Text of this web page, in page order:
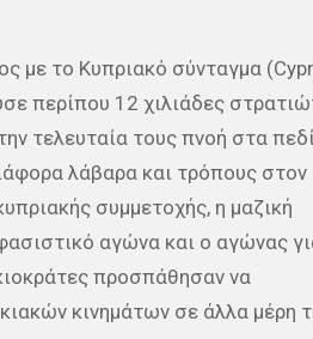
με το Κυπριακό σύνταγμα
περίπου 12 χιλιάδες
τελευταία τους πνοή στα
λάβαρα και τρόπους στον
συμμετοχής, η μαζική
αγώνα και ο αγώνας
προσπάθησαν να
κινημάτων σε άλλα μέρη